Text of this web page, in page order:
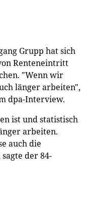
Grupp hat sich
Renteneintritt
"Wenn wir
länger arbeiten",
dpa-Interview.
ist und statistisch
arbeiten.
auch die
der 84-